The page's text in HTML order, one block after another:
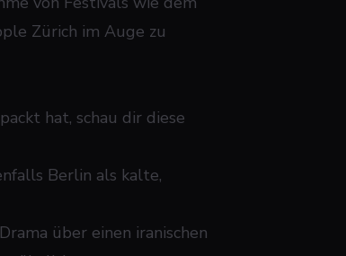
Zürich im Auge zu
hat, schau dir diese
Berlin als kalte,
über einen iranischen